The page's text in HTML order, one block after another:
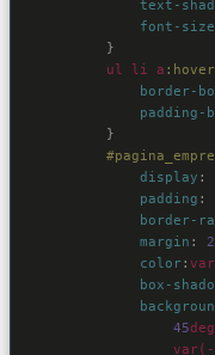
text-
font-size
}
ul
li a :hover
border-
padding-
}
display :
padding :
border-
margin :
color :
box-
45